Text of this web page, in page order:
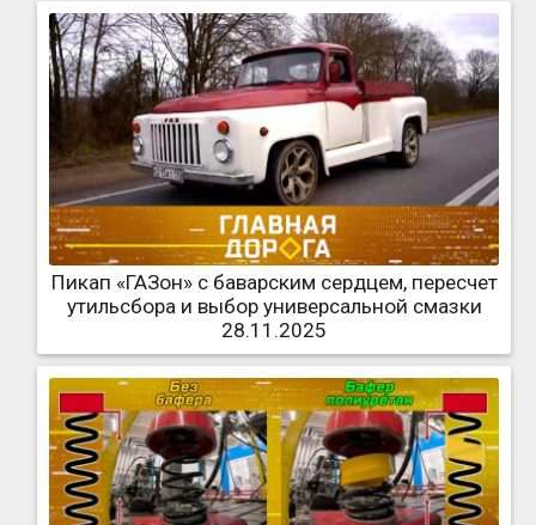
Пикап «ГАЗон» с баварским сердцем, пересчет
утильсбора и выбор универсальной смазки
28.11.2025